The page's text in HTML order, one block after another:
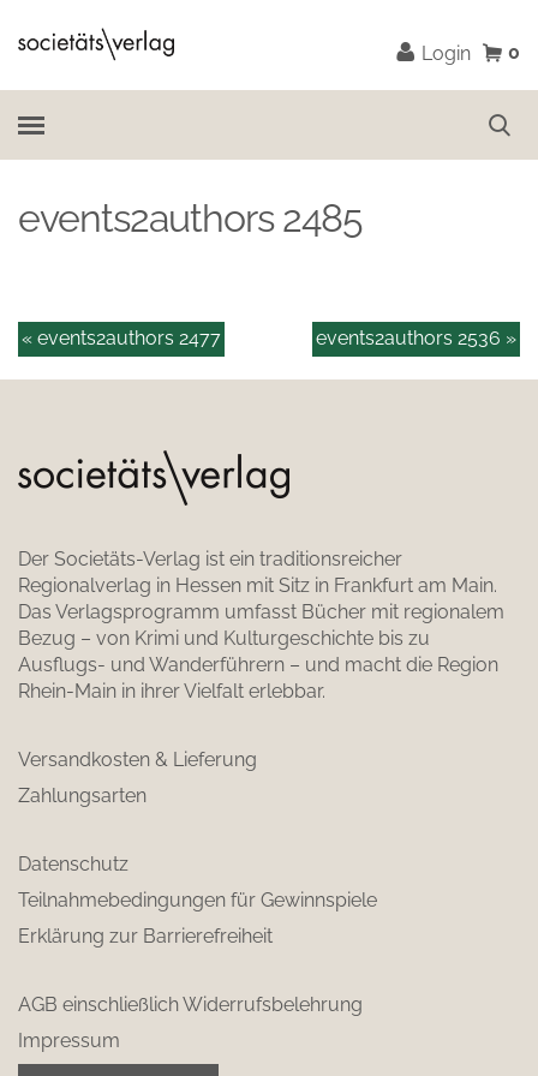
Login 0
events2authors 2485
events2authors 2536 »
« events2authors 2477
Der Societäts-Verlag ist ein traditionsreicher
Regionalverlag in Hessen mit Sitz in Frankfurt am Main.
Das Verlagsprogramm umfasst Bücher mit regionalem
Bezug – von Krimi und Kulturgeschichte bis zu
Ausflugs- und Wanderführern – und macht die Region
Rhein-Main in ihrer Vielfalt erlebbar.
Versandkosten & Lieferung
Zahlungsarten
Datenschutz
Teilnahmebedingungen für Gewinnspiele
Erklärung zur Barrierefreiheit
AGB einschließlich Widerrufsbelehrung
Impressum